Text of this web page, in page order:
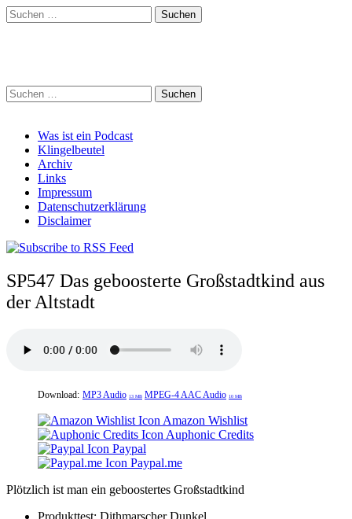
Suchen
nach:
Suchen
nach:
Main
menu
Skip
content
Was ist ein Podcast
Klingelbeutel
Archiv
Links
Impressum
Datenschutzerklärung
Disclaimer
SP547 Das geboosterte Großstadtkind aus
der Altstadt
Download: MP3 Audio 13 MB MPEG-4 AAC Audio 10 MB
Amazon Wishlist
Auphonic Credits
Paypal
Paypal.me
Plötzlich ist man ein geboostertes Großstadtkind
Produkttest: Dithmarscher Dunkel